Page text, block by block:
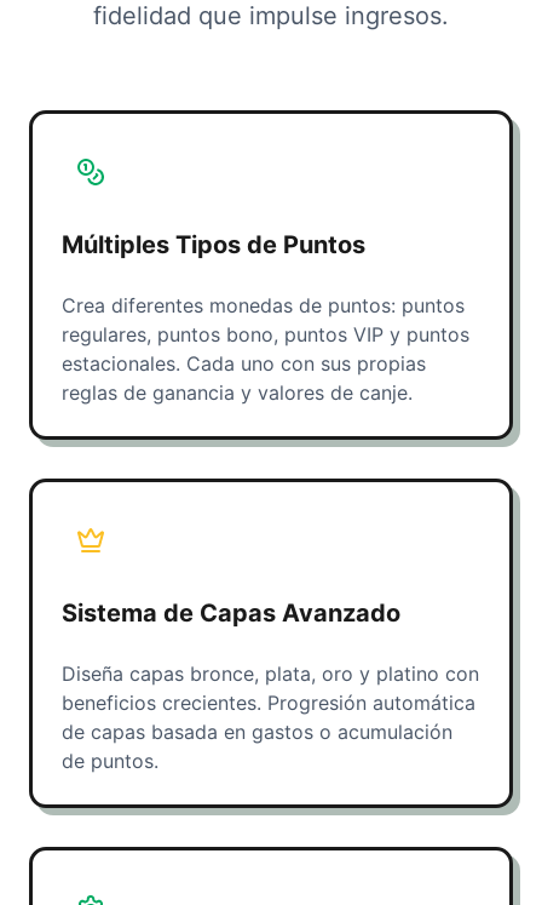
fidelidad que impulse ingresos.
Múltiples Tipos de Puntos
Crea diferentes monedas de puntos: puntos
regulares, puntos bono, puntos VIP y puntos
estacionales. Cada uno con sus propias
reglas de ganancia y valores de canje.
Sistema de Capas Avanzado
Diseña capas bronce, plata, oro y platino con
beneficios crecientes. Progresión automática
de capas basada en gastos o acumulación
de puntos.